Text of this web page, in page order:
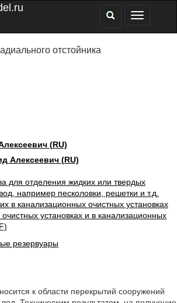
отстойника
(RU)
Алексеевич (RU)
для отделения жидких или твердых
например песколовки, решетки и т.д.
в канализационных очистных установках
установках и в канализационных
резервуары
к области перекрытий сооружений